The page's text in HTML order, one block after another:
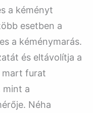
a kéményt
esetben a
a kéménymarás.
és eltávolítja a
mart furat
mint a
Néha